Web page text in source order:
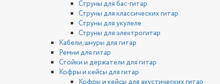
Струны для бас-гитар
Струны для классических гитар
Струны для укулеле
Струны для электрогитар
Кабели, шнуры для гитар
Ремни для гитар
Стойки и держатели для гитар
Кофры и кейсы для гитар
Кофры и кейсы для акустических гитар